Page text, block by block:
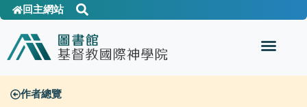
回主網站
作者總覽